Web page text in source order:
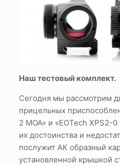
Наш тестовый комплект.
Сегодня мы рассмотрим
прицельных
2 MOA» и «EOTech XPS2-
их достоинства и
послужит АК образный
установленной крышкой